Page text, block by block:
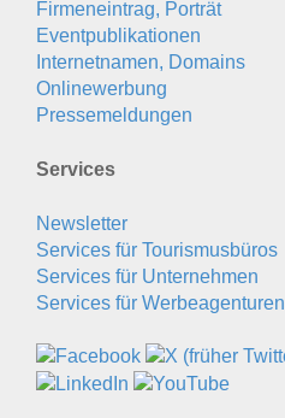
Firmeneintrag, Porträt
Eventpublikationen
Internetnamen, Domains
Onlinewerbung
Pressemeldungen
Services
Newsletter
Services für Tourismusbüros
Services für Unternehmen
Services für Werbeagenturen